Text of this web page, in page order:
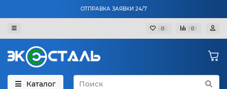
ОТПРАВКА ЗАЯВКИ 24/7
0 0
Каталог